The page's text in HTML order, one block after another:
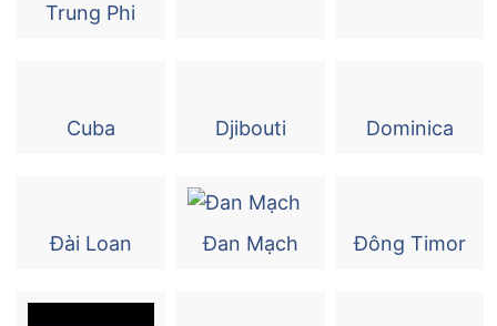
Trung Phi
Cuba Djibouti Dominica
Đài Loan Đan Mạch Đông Timor